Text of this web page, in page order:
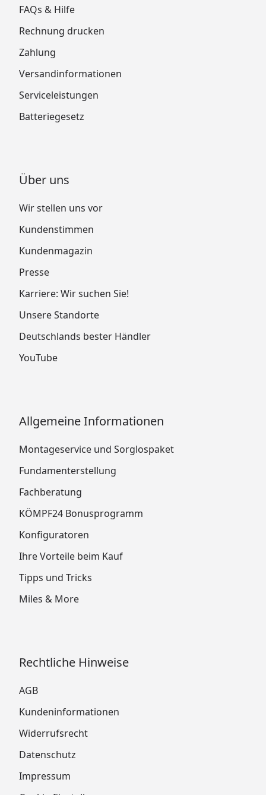
FAQs & Hilfe
Rechnung drucken
Zahlung
Versandinformationen
Serviceleistungen
Batteriegesetz
Über uns
Wir stellen uns vor
Kundenstimmen
Kundenmagazin
Presse
Karriere: Wir suchen Sie!
Unsere Standorte
Deutschlands bester Händler
YouTube
Allgemeine Informationen
Montageservice und Sorglospaket
Fundamenterstellung
Fachberatung
KÖMPF24 Bonusprogramm
Konfiguratoren
Ihre Vorteile beim Kauf
Tipps und Tricks
Miles & More
Rechtliche Hinweise
AGB
Kundeninformationen
Widerrufsrecht
Datenschutz
Impressum